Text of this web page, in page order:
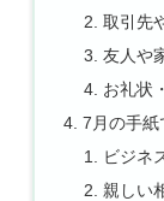
取引先
友人や
お礼状
7月の手紙
ビジネ
親しい